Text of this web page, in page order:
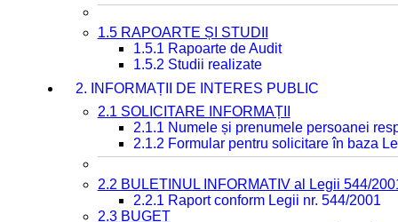
1.5 RAPOARTE ȘI STUDII
1.5.1 Rapoarte de Audit
1.5.2 Studii realizate
2. INFORMAȚII DE INTERES PUBLIC
2.1 SOLICITARE INFORMAȚII
2.1.1 Numele și prenumele persoanei
2.1.2 Formular pentru solicitare în baza
2.2 BULETINUL INFORMATIV al Legii 544/
2.2.1 Raport conform Legii nr. 544/2001
2.3 BUGET